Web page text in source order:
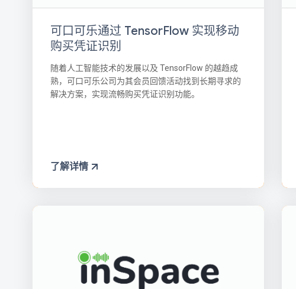
可口可乐通过 TensorFlow 实现移动
购买凭证识别
随着人工智能技术的发展以及 TensorFlow 的越趋成
熟，可口可乐公司为其会员回馈活动找到长期寻求的
解决方案，实现流畅购买凭证识别功能。
了解详情